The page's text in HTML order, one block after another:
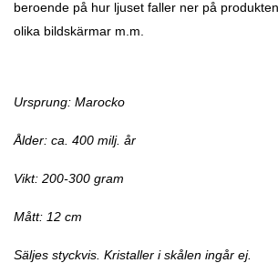
beroende på hur ljuset faller ner på
olika bildskärmar m.m.
Ursprung: Marocko
Ålder: ca. 400 milj. år
Vikt: 200-300 gram
Mått: 12 cm
Säljes styckvis. Kristaller i skålen ingår ej.